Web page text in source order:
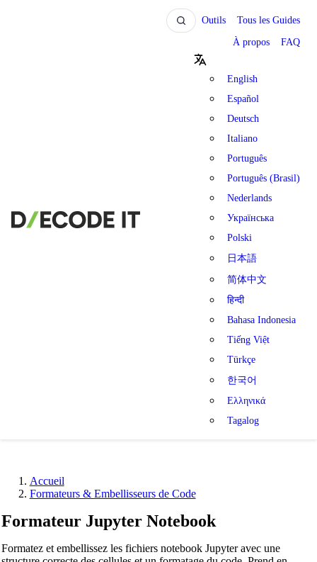
Outils Tous les Guides
À propos FAQ
English
Español
Deutsch
Italiano
Português
Português (Brasil)
Nederlands
Українська
Polski
日本語
简体中文
हिन्दी
Bahasa Indonesia
Tiếng Việt
Türkçe
한국어
Ελληνικά
Tagalog
Accueil
Formateurs & Embellisseurs de Code
Formateur Jupyter Notebook
Formatez et embellissez les fichiers notebook Jupyter avec une